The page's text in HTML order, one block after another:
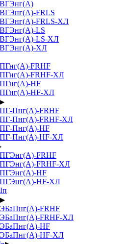
FRLS
FRLS-ХЛ
LS
LS-ХЛ
ХЛ
FRHF
FRHF-ХЛ
HF
HF-ХЛ
Пнг(А)-FRHF
Пнг(А)-FRHF-ХЛ
Пнг(А)-HF
Пнг(А)-HF-ХЛ
FRHF
FRHF-ХЛ
HF
HF-ХЛ
FRHF
FRHF-ХЛ
HF
HF-ХЛ